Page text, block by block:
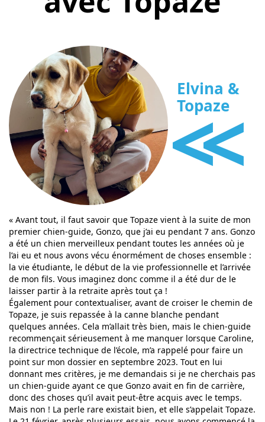
Elvina &
Topaze
<<
« Avant tout, il faut savoir que Topaze vient à la suite de mon
premier chien-guide, Gonzo, que j’ai eu pendant 7 ans. Gonzo
a été un chien merveilleux pendant toutes les années où je
l’ai eu et nous avons vécu énormément de choses ensemble :
la vie étudiante, le début de la vie professionnelle et l’arrivée
de mon fils. Vous imaginez donc comme il a été dur de le
laisser partir à la retraite après tout ça !
Également pour contextualiser, avant de croiser le chemin de
Topaze, je suis repassée à la canne blanche pendant
quelques années. Cela m’allait très bien, mais le chien-guide
recommençait sérieusement à me manquer lorsque Caroline,
la directrice technique de l’école, m’a rappelé pour faire un
point sur mon dossier en septembre 2023. Tout en lui
donnant mes critères, je me demandais si je ne cherchais pas
un chien-guide ayant ce que Gonzo avait en fin de carrière,
donc des choses qu’il avait peut-être acquis avec le temps.
Mais non ! La perle rare existait bien, et elle s’appelait Topaze.